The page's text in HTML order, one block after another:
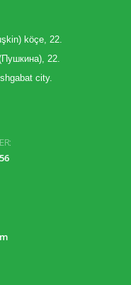
köçe, 22.
22.
city.